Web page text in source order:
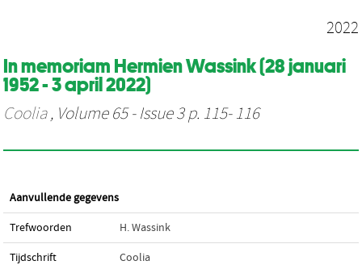
2022
In memoriam Hermien Wassink (28 januari
1952 - 3 april 2022)
Coolia, Volume 65 - Issue 3 p. 115- 116
Aanvullende gegevens
Trefwoorden H. Wassink
Tijdschrift Coolia